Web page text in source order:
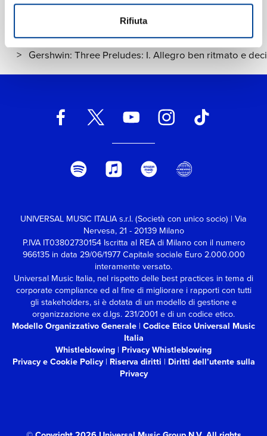
Rifiuta
Home Classica
> Gershwin: Three Preludes: I. Allegro ben ritmato e
UNIVERSAL MUSIC ITALIA s.r.l. (Società con unico socio) | Via
Nervesa, 21 - 20139 Milano
P.IVA IT03802730154 Iscritta al REA di Milano con il numero
966135 in data 29/06/1977Capitale sociale Euro 2.000.000
interamente versato.
Universal Music Italia, nel rispetto delle best practices in tema di
corporate compliance ed al fine di migliorare i rapporti con tutti
gli stakeholders,si è dotata di un modello di gestione e
organizzazione ex d.lgs. 231/2001 e di un codice etico.
Modello Organizzativo Generale | Codice Etico Universal Music
Italia
Whistleblowing | Privacy Whistleblowing
Privacy e Cookie Policy| Riserva diritti | Diritti dell’utente sulla
Privacy